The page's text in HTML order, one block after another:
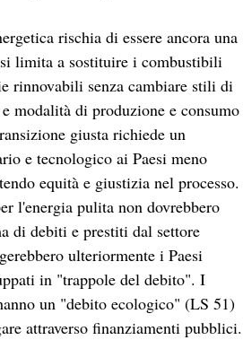
rischia di essere ancora una
limita a sostituire i combustibili
rinnovabili senza cambiare stili di
modalità di produzione e consumo
giusta richiede un
e tecnologico ai Paesi meno
equità e giustizia nel processo.
l'energia pulita non dovrebbero
di debiti e prestiti dal settore
ulteriormente i Paesi
in "trappole del debito". I
un "debito ecologico" (LS 51)
attraverso finanziamenti pubblici.